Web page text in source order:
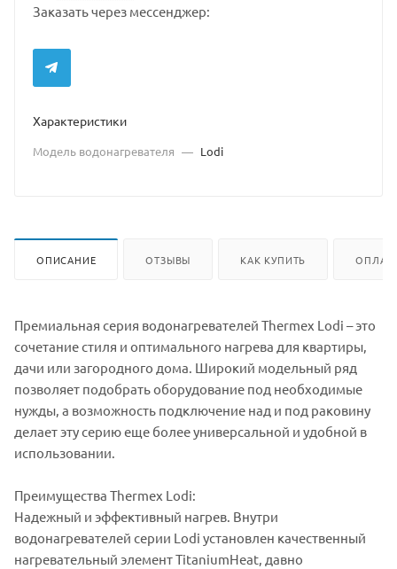
Заказать через мессенджер:
Характеристики
Модель водонагревателя — Lodi
ОПИСАНИЕ ОТЗЫВЫ КАК КУПИТЬ
Премиальная серия водонагревателей Thermex Lodi – это
сочетание стиля и оптимального нагрева для квартиры,
дачи или загородного дома. Широкий модельный ряд
позволяет подобрать оборудование под необходимые
нужды, а возможность подключение над и под раковину
делает эту серию еще более универсальной и удобной в
использовании.
Преимущества Thermex Lodi:
Надежный и эффективный нагрев. Внутри
водонагревателей серии Lodi установлен качественный
нагревательный элемент TitaniumHeat, давно